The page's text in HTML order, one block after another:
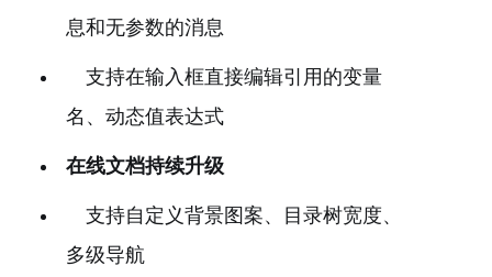
息和无参数的消息
支持在输入框直接编辑引用的变量
名、动态值表达式
在线文档持续升级
支持自定义背景图案、目录树宽度、
多级导航